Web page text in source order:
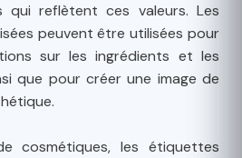
qui reflètent ces valeurs. Les
peuvent être utilisées pour
sur les ingrédients et les
que pour créer une image de
cosmétiques, les étiquettes